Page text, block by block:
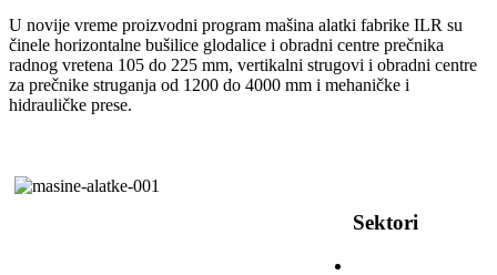
U novije vreme proizvodni program mašina alatki fabrike ILR su
činele horizontalne bušilice glodalice i obradni centre prečnika
radnog vretena 105 do 225 mm, vertikalni strugovi i obradni centre
za prečnike struganja od 1200 do 4000 mm i mehaničke i
hidrauličke prese.
Sektori